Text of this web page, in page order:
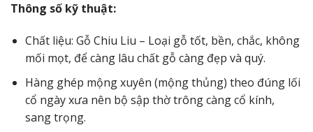
Thông số kỹ thuật:
Chất liệu: Gỗ Chiu Liu – Loại gỗ tốt, bền, chắc, không
mối mọt, để càng lâu chất gỗ càng đẹp và quý.
Hàng ghép mộng xuyên (mộng thủng) theo đúng lối
cổ ngày xưa nên bộ sập thờ trông càng cổ kính,
sang trọng.